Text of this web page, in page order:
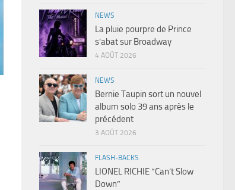
NEWS
La pluie pourpre de Prince
s’abat sur Broadway
4 AOÛT 2026
NEWS
Bernie Taupin sort un nouvel
album solo 39 ans après le
précédent
3 AOÛT 2026
FLASH-BACKS
LIONEL RICHIE “Can’t Slow
Down”